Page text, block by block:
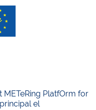
METeRing PlatfOrm for
el